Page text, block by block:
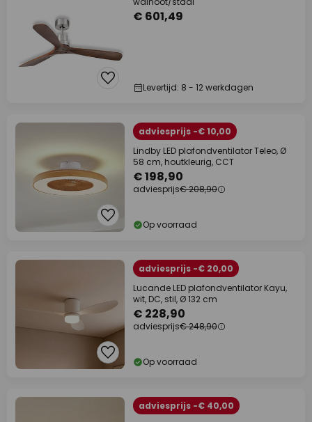
€ 601,49
Levertijd: 8 - 12 werkdagen
adviesprijs -€ 10,00
Lindby LED plafondventilator Teleo, Ø
58 cm, houtkleurig, CCT
€ 198,90
adviesprijs€ 208,90
Op voorraad
adviesprijs -€ 20,00
Lucande LED plafondventilator Kayu,
wit, DC, stil, Ø 132 cm
€ 228,90
adviesprijs€ 248,90
Op voorraad
adviesprijs -€ 40,00